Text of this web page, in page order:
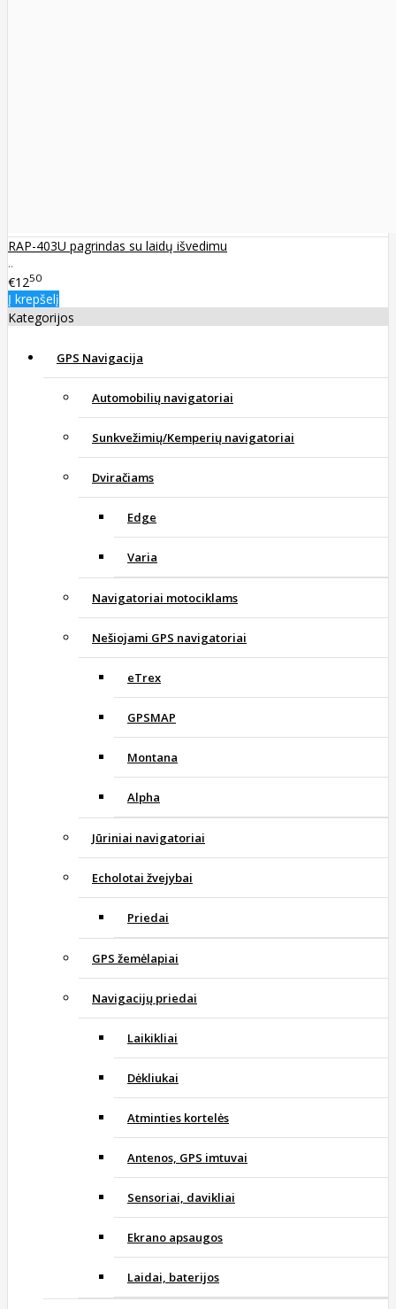
RAP-403U pagrindas su laidų išvedimu
..
€1250
Į krepšelį
Kategorijos
GPS Navigacija
Automobilių navigatoriai
Sunkvežimių/Kemperių navigatoriai
Dviračiams
Edge
Varia
Navigatoriai motociklams
Nešiojami GPS navigatoriai
eTrex
GPSMAP
Montana
Alpha
Jūriniai navigatoriai
Echolotai žvejybai
Priedai
GPS žemėlapiai
Navigacijų priedai
Laikikliai
Dėkliukai
Atminties kortelės
Antenos, GPS imtuvai
Sensoriai, davikliai
Ekrano apsaugos
Laidai, baterijos